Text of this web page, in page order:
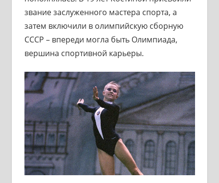
звание заслуженного мастера спорта, а
затем включили в олимпийскую сборную
СССР – впереди могла быть Олимпиада,
вершина спортивной карьеры.